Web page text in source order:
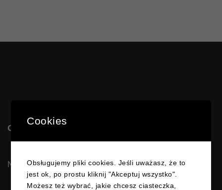
OSK MATEOS
NIP 5831692813
Cookies
Obsługujemy pliki cookies. Jeśli uważasz, że to
jest ok, po prostu kliknij "Akceptuj wszystko".
Możesz też wybrać, jakie chcesz ciasteczka,